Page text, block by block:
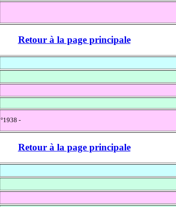
Retour à la page principale
°1938 -
Retour à la page principale